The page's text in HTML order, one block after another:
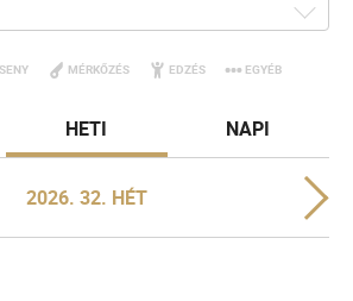
MÉRKŐZÉS EDZÉS EGYÉB
HETI NAPI
2026. 32. HÉT